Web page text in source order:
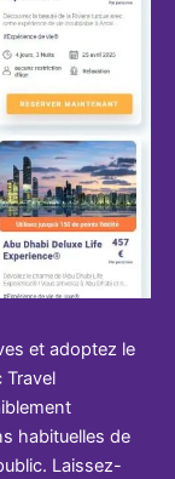
et adoptez le
Travel
habituelles de
Laissez-